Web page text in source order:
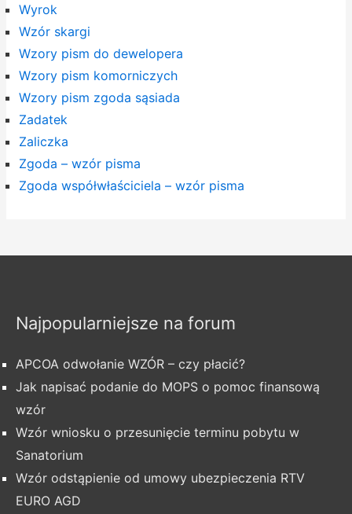
Wyrok
Wzór skargi
Wzory pism do dewelopera
Wzory pism komorniczych
Wzory pism zgoda sąsiada
Zadatek
Zaliczka
Zgoda – wzór pisma
Zgoda współwłaściciela – wzór pisma
Najpopularniejsze na forum
APCOA odwołanie WZÓR – czy płacić?
Jak napisać podanie do MOPS o pomoc finansową
wzór
Wzór wniosku o przesunięcie terminu pobytu w
Sanatorium
Wzór odstąpienie od umowy ubezpieczenia RTV
EURO AGD